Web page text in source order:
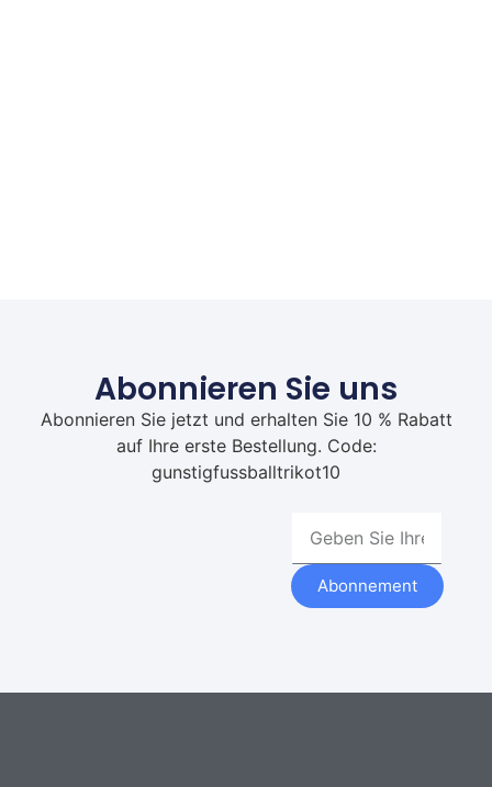
Abonnieren Sie uns
Abonnieren Sie jetzt und erhalten Sie 10 % Rabatt
auf Ihre erste Bestellung. Code:
gunstigfussballtrikot10
Abonnement